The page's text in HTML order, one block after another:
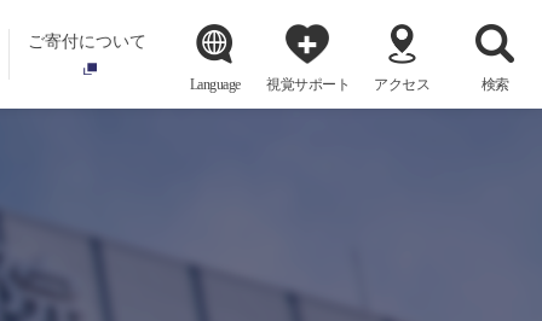
ご寄付について
Language 視覚サポート アクセス 検索